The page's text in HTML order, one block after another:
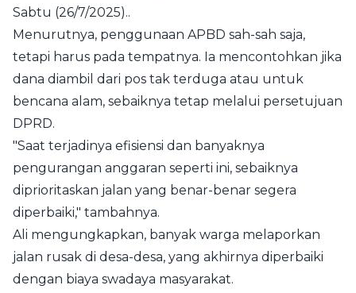
Sabtu (26/7/2025)..
Menurutnya, penggunaan APBD sah-sah saja,
tetapi harus pada tempatnya. Ia mencontohkan jika
dana diambil dari pos tak terduga atau untuk
bencana alam, sebaiknya tetap melalui persetujuan
DPRD.
"Saat terjadinya efisiensi dan banyaknya
pengurangan anggaran seperti ini, sebaiknya
diprioritaskan jalan yang benar-benar segera
diperbaiki," tambahnya.
Ali mengungkapkan, banyak warga melaporkan
jalan rusak di desa-desa, yang akhirnya diperbaiki
dengan biaya swadaya masyarakat.